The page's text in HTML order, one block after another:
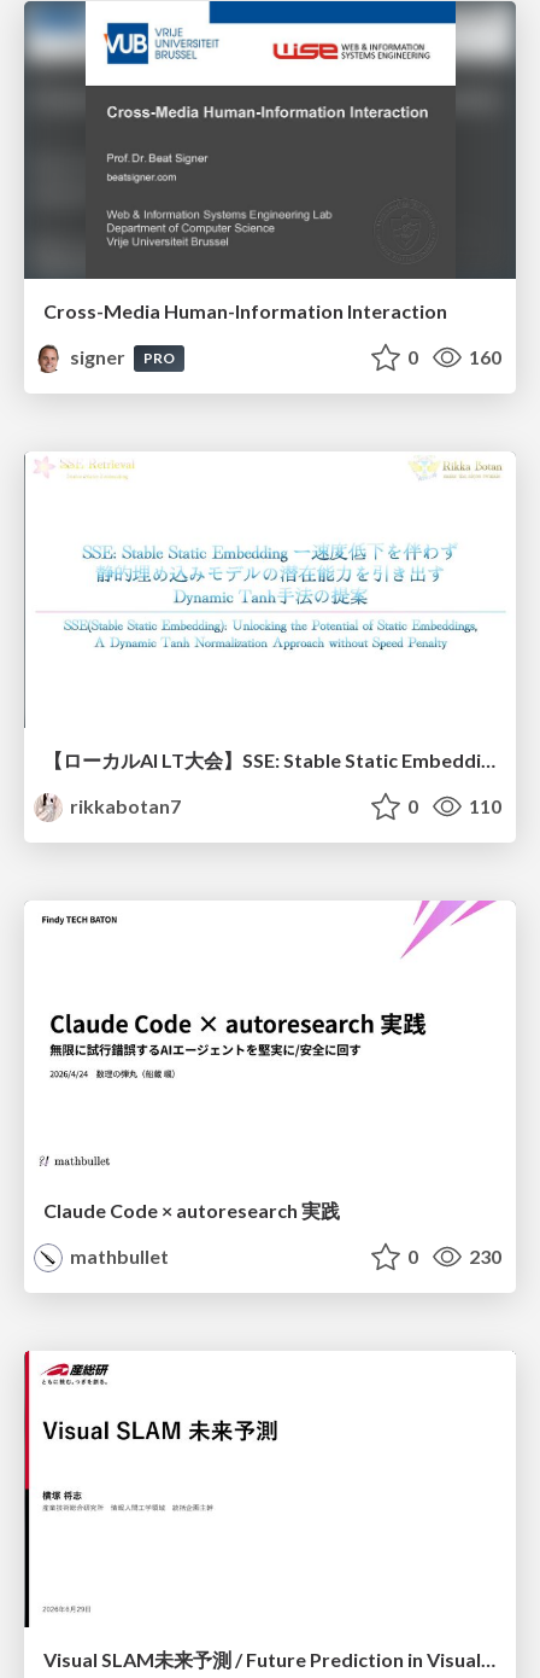
Cross-Media Human-Information Interaction
signer
PRO 0 160
【ローカルAI LT大会】SSE: Stable Static Embedding ー速度低下を伴わず 静的埋め込みモデルの潜在能力を引き出す Dynamic Tanh手法の提案
rikkabotan7
0 110
Claude Code × autoresearch 実践
mathbullet
0 230
Visual SLAM未来予測 / Future Prediction in Visual SLAM